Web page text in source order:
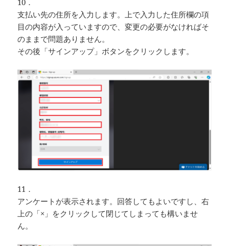
支払い先の住所を入力します。上で入力した住所欄の項
目の内容が入っていますので、変更の必要がなければそ
のままで問題ありません。
その後「サインアップ」ボタンをクリックします。
11．
アンケートが表示されます。回答してもよいですし、右
上の「×」をクリックして閉じてしまっても構いませ
ん。